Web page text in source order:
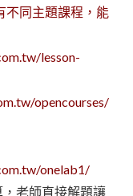
同主題課程， 能
lesson-
opencourses/
onelab1/
老師直接解題讓